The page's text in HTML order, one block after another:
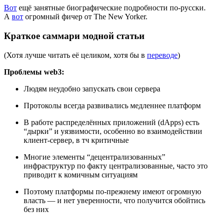
Вот ещё занятные биографические подробности по-русски.
А вот огромный фичер от The New Yorker.
Краткое саммари модной статьи
(Хотя лучше читать её целиком, хотя бы в переводе)
Проблемы web3:
Людям неудобно запускать свои сервера
Протоколы всегда развивались медленнее платформ
В работе распределённых приложений (dApps) есть
“дырки” и уязвимости, особенно во взаимодействии
клиент-сервер, в тч критичные
Многие элементы “децентрализованных”
инфраструктур по факту централизованные, часто это
приводит к комичным ситуациям
Поэтому платформы по-прежнему имеют огромную
власть — и нет уверенности, что получится обойтись
без них